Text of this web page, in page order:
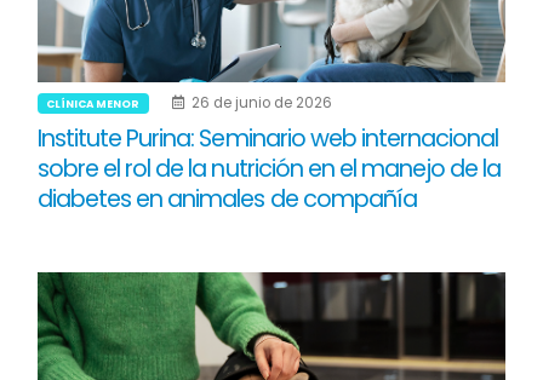
CLÍNICA MENOR 26 de junio de 2026
Institute Purina: Seminario web internacional
sobre el rol de la nutrición en el manejo de la
diabetes en animales de compañía